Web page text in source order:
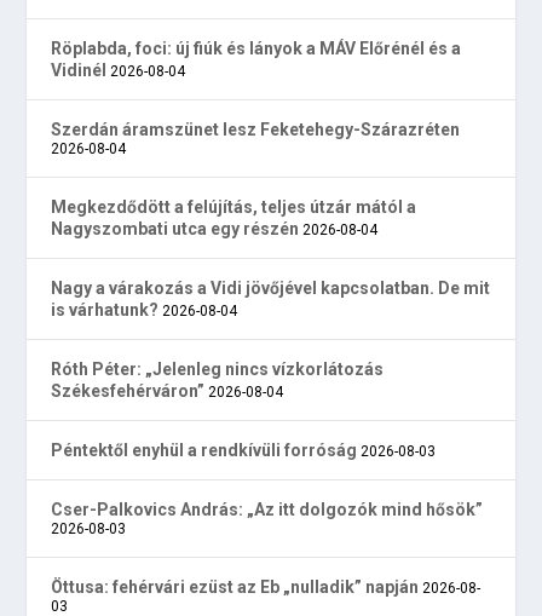
Röplabda, foci: új fiúk és lányok a MÁV Előrénél és a
Vidinél 2026-08-04
Szerdán áramszünet lesz Feketehegy-Szárazréten
2026-08-04
Megkezdődött a felújítás, teljes útzár mától a
Nagyszombati utca egy részén 2026-08-04
Nagy a várakozás a Vidi jövőjével kapcsolatban. De mit
is várhatunk? 2026-08-04
Róth Péter: „Jelenleg nincs vízkorlátozás
Székesfehérváron” 2026-08-04
Péntektől enyhül a rendkívüli forróság 2026-08-03
Cser-Palkovics András: „Az itt dolgozók mind hősök”
2026-08-03
Öttusa: fehérvári ezüst az Eb „nulladik” napján 2026-08-
03